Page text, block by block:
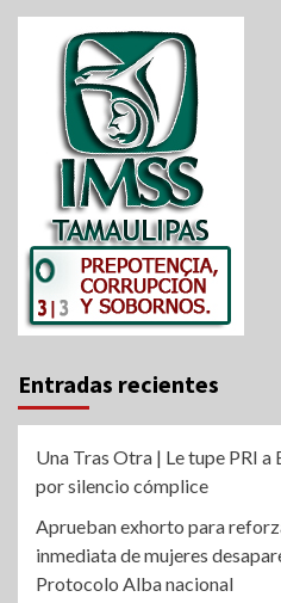
Entradas recientes
Una Tras Otra | Le tupe PRI a
por silencio cómplice
Aprueban exhorto para
inmediata de mujeres
Protocolo Alba nacional